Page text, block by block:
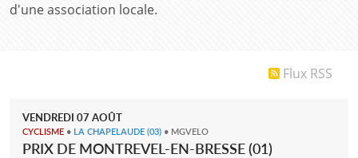
d'une association locale.
Flux RSS
VENDREDI 07 AOÛT
CYCLISME • LA CHAPELAUDE (03) • MGVELO
PRIX DE MONTREVEL-EN-BRESSE (01)